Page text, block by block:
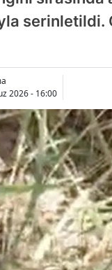
2026 - 16:00